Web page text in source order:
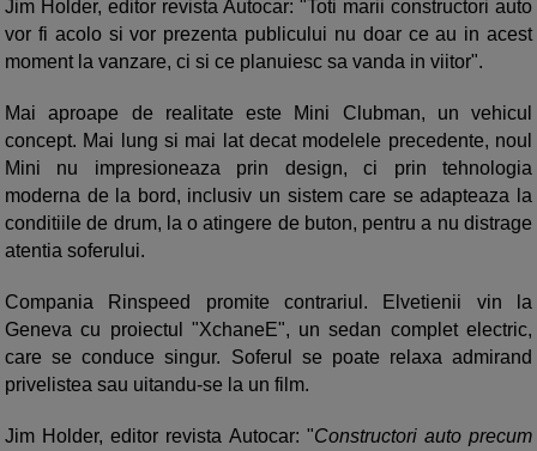
Jim Holder, editor revista Autocar: "Toti marii constructori auto
vor fi acolo si vor prezenta publicului nu doar ce au in acest
moment la vanzare, ci si ce planuiesc sa vanda in viitor".
Mai aproape de realitate este Mini Clubman, un vehicul
concept. Mai lung si mai lat decat modelele precedente, noul
Mini nu impresioneaza prin design, ci prin tehnologia
moderna de la bord, inclusiv un sistem care se adapteaza la
conditiile de drum, la o atingere de buton, pentru a nu distrage
atentia soferului.
Compania Rinspeed promite contrariul. Elvetienii vin la
Geneva cu proiectul "XchaneE", un sedan complet electric,
care se conduce singur. Soferul se poate relaxa admirand
privelistea sau uitandu-se la un film.
Jim Holder, editor revista Autocar: "Constructori auto precum